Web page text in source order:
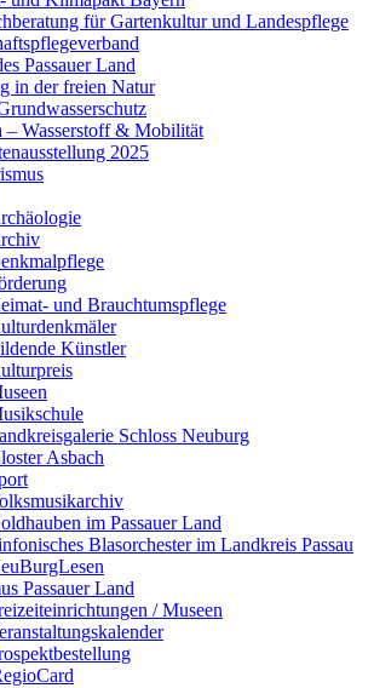
für Gartenkultur und Landespflege
Passauer Land
in der freien Natur
– Wasserstoff & Mobilität
2025
und Brauchtumspflege
Künstler
Schloss Neuburg
Asbach
im Passauer Land
Blasorchester im Landkreis Passau
Passauer Land
/ Museen